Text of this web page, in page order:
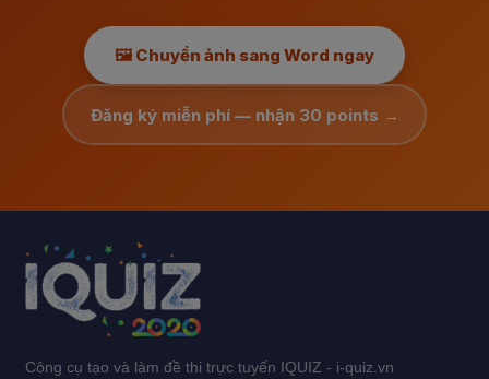
🖼️ Chuyển ảnh sang Word ngay
Đăng ký miễn phí — nhận 30 points →
Công cụ tạo và làm đề thi trực tuyến IQUIZ - i-quiz.vn